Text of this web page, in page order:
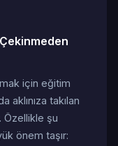
Çekinmeden
için eğitim
aklınıza takılan
Özellikle şu
önem taşır: